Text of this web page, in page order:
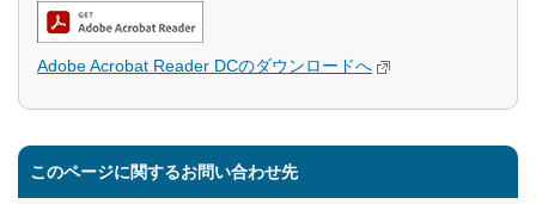
Adobe Acrobat Reader DCのダウンロードへ
このページに関するお問い合わせ先